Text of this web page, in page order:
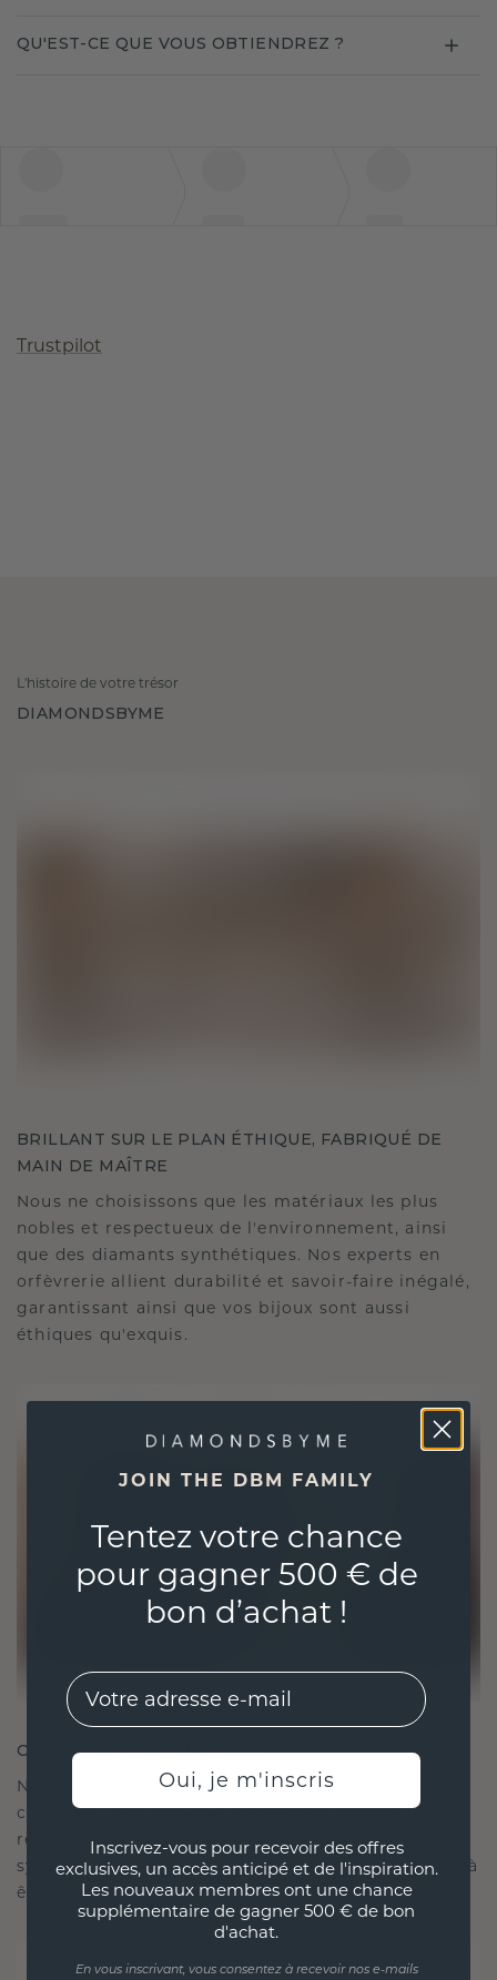
QU'EST-CE QUE VOUS OBTIENDREZ ?
Trustpilot
L'histoire de votre trésor
DIAMONDSBYME
BRILLANT SUR LE PLAN ÉTHIQUE, FABRIQUÉ DE
MAIN DE MAÎTRE
Nous ne choisissons que les matériaux les plus
nobles et respectueux de l'environnement, ainsi
que des diamants synthétiques. Nos experts en
orfèvrerie allient durabilité et savoir-faire inégalé,
garantissant ainsi que vos bijoux sont aussi
éthiques qu'exquis.
CRÉÉ POUR LA CONNEXION
Notre philosophie en matière de design est de
créer des liens, chaque pièce étant conçue pour
résister à l'épreuve du temps. Elle devient votre
symbole d'amour et de moments chéris, destinée à
être portée et chérie pour toujours.
JOIN THE DBM FAMILY
Tentez votre chance
pour gagner 500 € de
bon d’achat !
EMail
Oui, je m'inscris
Inscrivez-vous pour recevoir des offres
exclusives, un accès anticipé et de l'inspiration.
Les nouveaux membres ont une chance
supplémentaire de gagner 500 € de bon
d'achat.
En vous inscrivant, vous consentez à recevoir nos e-mails